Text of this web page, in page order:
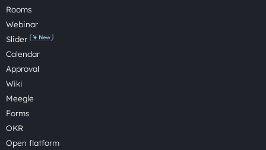
Rooms
Webinar
Slider
Calendar
Approval
Wiki
Meegle
Forms
OKR
Open flatform